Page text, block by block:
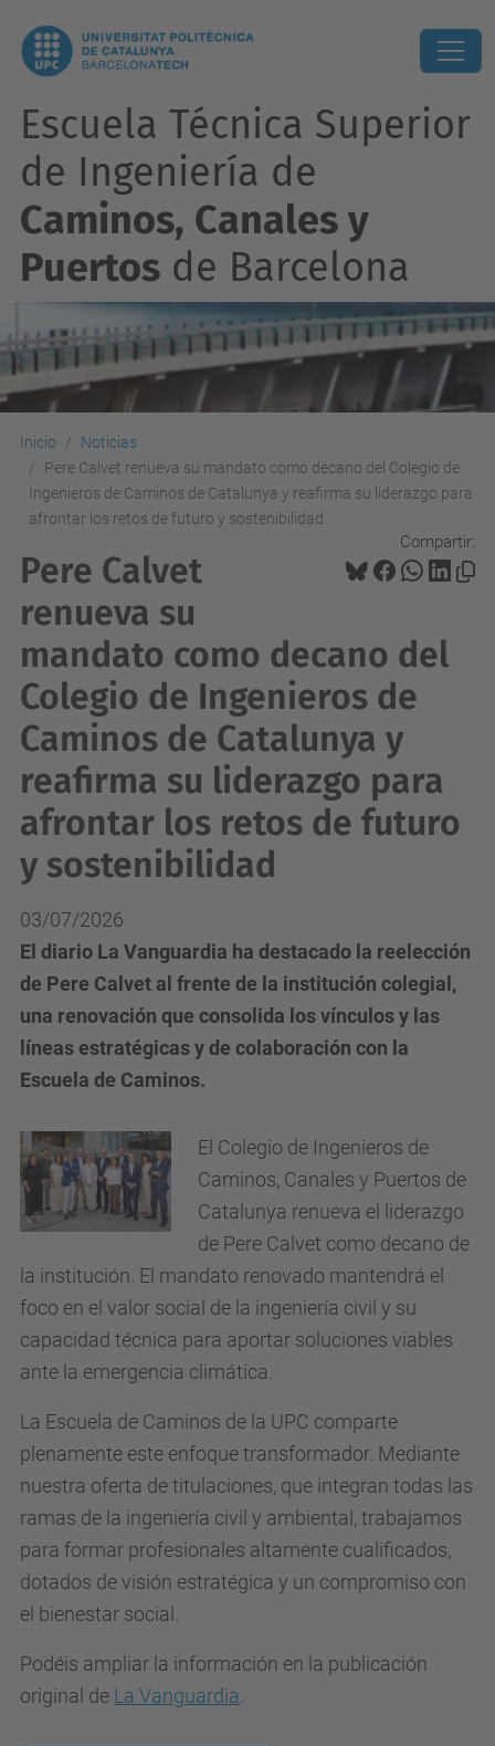
Escuela Técnica Superior
de Ingeniería de
Caminos, Canales y
Puertos de Barcelona
Inicio
Noticias
Pere Calvet renueva su mandato como decano del Colegio de
Ingenieros de Caminos de Catalunya y reafirma su liderazgo para
afrontar los retos de futuro y sostenibilidad
Compartir:
Pere Calvet
renueva su
mandato como decano del
Colegio de Ingenieros de
Caminos de Catalunya y
reafirma su liderazgo para
afrontar los retos de futuro
y sostenibilidad
03/07/2026
El diario La Vanguardia ha destacado la reelección
de Pere Calvet al frente de la institución colegial,
una renovación que consolida los vínculos y las
líneas estratégicas y de colaboración con la
Escuela de Caminos.
El Colegio de Ingenieros de
Caminos, Canales y Puertos de
Catalunya renueva el liderazgo
de Pere Calvet como decano de
la institución. El mandato renovado mantendrá el
foco en el valor social de la ingeniería civil y su
capacidad técnica para aportar soluciones viables
ante la emergencia climática.
La Escuela de Caminos de la UPC comparte
plenamente este enfoque transformador. Mediante
nuestra oferta de titulaciones, que integran todas las
ramas de la ingeniería civil y ambiental, trabajamos
para formar profesionales altamente cualificados,
dotados de visión estratégica y un compromiso con
el bienestar social.
Podéis ampliar la información en la publicación
original de La Vanguardia